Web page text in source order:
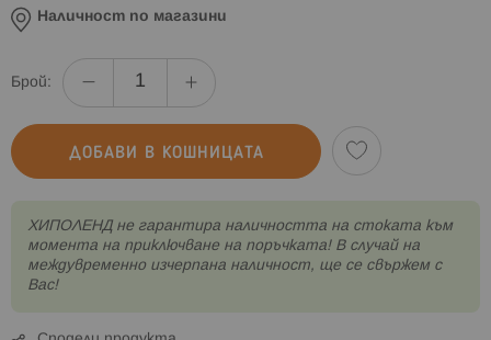
Наличност по магазини
Брой:
ДОБАВИ В КОШНИЦАТА
XИПОЛЕНД не гарантира наличността на стоката към
момента на приключване на поръчката! В случай на
междувременно изчерпана наличност, ще се свържем с
Вас!